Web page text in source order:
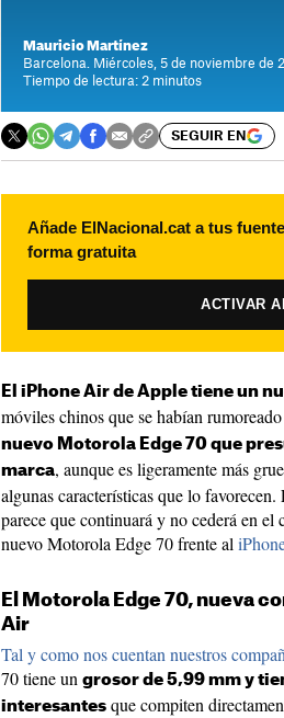
Mauricio Martínez
Barcelona. Miércoles, 5 de noviembre de
Tiempo de lectura: 2 minutos
SEGUIR EN
Añade ElNacional.cat a tus
forma gratuita
ACTIVAR
El iPhone Air de Apple tiene un
móviles chinos que se habían
nuevo Motorola Edge 70 que
marca, aunque es ligeramente más
algunas características que lo
parece que continuará y no cederá en
nuevo Motorola Edge 70 frente al
El Motorola Edge 70, nueva
Air
Tal y como nos cuentan nuestros
70 tiene un grosor de 5,99 mm y
interesantes que compiten